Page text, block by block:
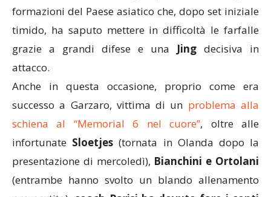
formazioni del Paese asiatico che, dopo set iniziale
timido, ha saputo mettere in difficoltà le farfalle
grazie a grandi difese e una Jing decisiva in
attacco.
Anche in questa occasione, proprio come era
successo a Garzaro, vittima di un problema alla
schiena al “Memorial 6 nel cuore”, oltre alle
infortunate Sloetjes (tornata in Olanda dopo la
presentazione di mercoledì), Bianchini e Ortolani
(entrambe hanno svolto un blando allenamento